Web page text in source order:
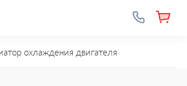
охлаждения двигателя